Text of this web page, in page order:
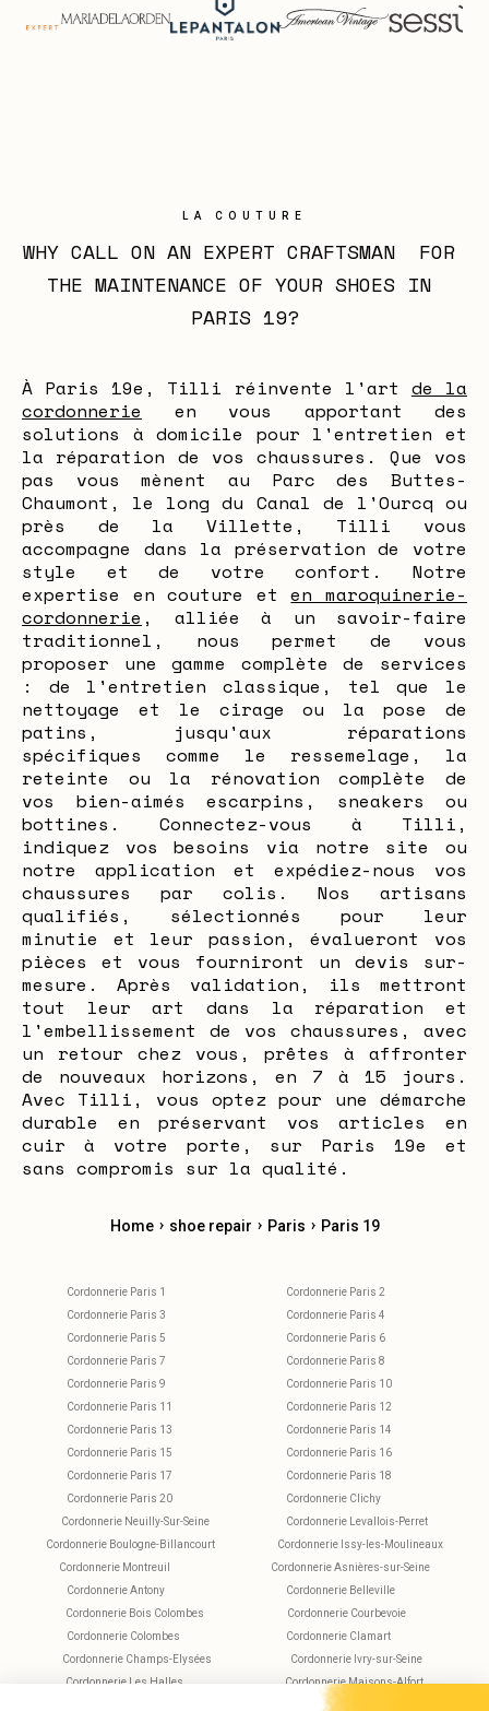
LA COUTURE
WHY CALL ON AN EXPERT CRAFTSMAN  FOR
THE MAINTENANCE OF YOUR SHOES IN
PARIS 19?
À Paris 19e, Tilli réinvente l'art de la
cordonnerie en vous apportant des
solutions à domicile pour l'entretien et
la réparation de vos chaussures. Que vos
pas vous mènent au Parc des Buttes-
Chaumont, le long du Canal de l'Ourcq ou
près de la Villette, Tilli vous
accompagne dans la préservation de votre
style et de votre confort. Notre
expertise en couture eten maroquinerie-
cordonnerie , alliée à un savoir-faire
traditionnel, nous permet de vous
proposer une gamme complète de services
: de l'entretien classique, tel que le
nettoyage et le cirage ou la pose de
patins, jusqu'aux réparations
spécifiques comme le ressemelage, la
reteinte ou la rénovation complète de
vos bien-aimés escarpins, sneakers ou
bottines. Connectez-vous à Tilli,
indiquez vos besoins via notre site ou
notre application et expédiez-nous vos
chaussures par colis. Nos artisans
qualifiés, sélectionnés pour leur
minutie et leur passion, évalueront vos
pièces et vous fourniront un devis sur-
mesure. Après validation, ils mettront
tout leur art dans la réparation et
l'embellissement de vos chaussures, avec
un retour chez vous, prêtes à affronter
de nouveaux horizons, en 7 à 15 jours.
Avec Tilli, vous optez pour une démarche
durable en préservant vos articles en
cuir à votre porte, sur Paris 19e et
sans compromis sur la qualité.
Home › shoe repair › Paris › Paris 19
Cordonnerie Paris 1
Cordonnerie Paris 2
Cordonnerie Paris 3
Cordonnerie Paris 4
Cordonnerie Paris 5
Cordonnerie Paris 6
Cordonnerie Paris 7
Cordonnerie Paris 8
Cordonnerie Paris 9
Cordonnerie Paris 10
Cordonnerie Paris 11
Cordonnerie Paris 12
Cordonnerie Paris 13
Cordonnerie Paris 14
Cordonnerie Paris 15
Cordonnerie Paris 16
Cordonnerie Paris 17
Cordonnerie Paris 18
Cordonnerie Paris 20
Cordonnerie Clichy
Cordonnerie Neuilly-Sur-Seine
Cordonnerie Levallois-Perret
Cordonnerie Boulogne-Billancourt
Cordonnerie Issy-les-Moulineaux
Cordonnerie Montreuil
Cordonnerie Asnières-sur-Seine
Cordonnerie Antony
Cordonnerie Belleville
Cordonnerie Bois Colombes
Cordonnerie Courbevoie
Cordonnerie Colombes
Cordonnerie Clamart
Cordonnerie Champs-Elysées
Cordonnerie Ivry-sur-Seine
Cordonnerie Les Halles
Cordonnerie Maisons-Alfort
Cordonnerie Nanterre